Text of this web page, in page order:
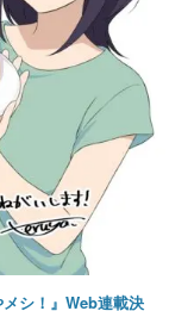
メシ！』Web連載決